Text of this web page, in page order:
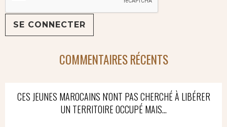
COMMENTAIRES RÉCENTS
CES JEUNES MAROCAINS N'ONT PAS CHERCHÉ À LIBÉRER
UN TERRITOIRE OCCUPÉ MAIS...